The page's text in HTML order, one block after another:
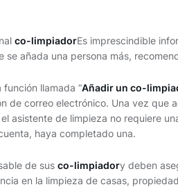
co-limpiadorEs imprescindible
añada una persona más,
llamada “Añadir un co-
de correo electrónico. Una vez que
asistente de limpieza no requiere
haya completado una.
de sus co-limpiadory deben
en la limpieza de casas,